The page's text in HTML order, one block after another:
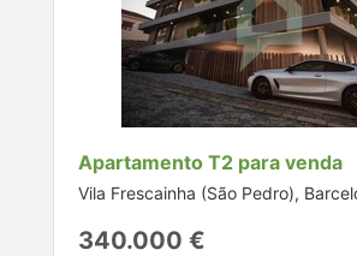
Apartamento T2 para venda
Vila Frescainha (São Pedro),
340.000 €